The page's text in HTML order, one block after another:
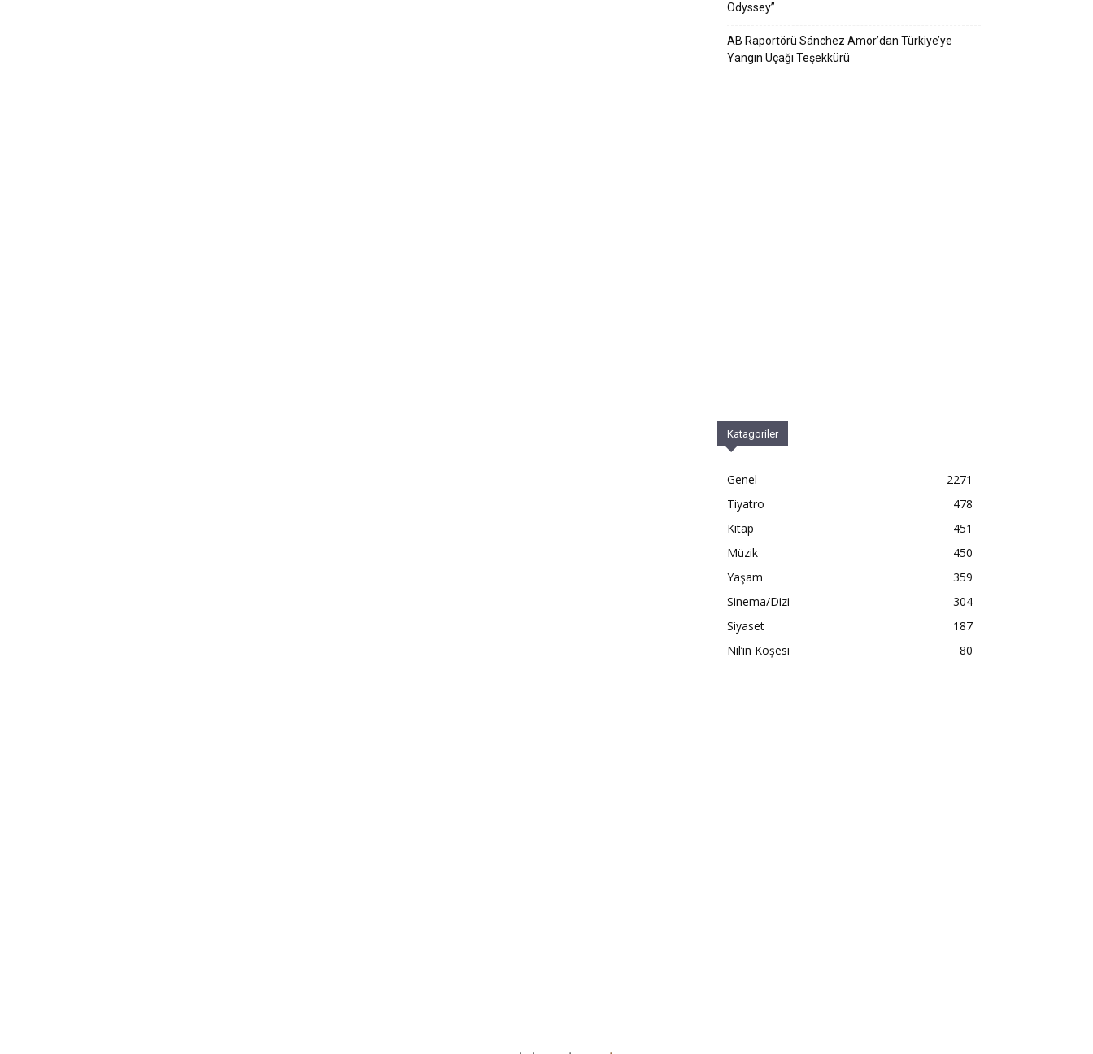
Odyssey”
AB Raportörü Sánchez Amor’dan Türkiye’ye
Yangın Uçağı Teşekkürü
Katagoriler
Genel
2271
Tiyatro
478
Kitap
451
Müzik
450
Yaşam
359
Sinema/Dizi
304
Siyaset
187
Nil’in Köşesi
80